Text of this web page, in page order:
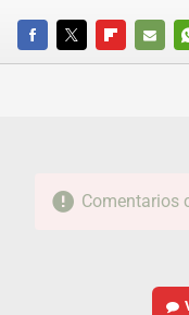
FACEBOOKTWITTERFLIPBOARD
E-
Comentarios